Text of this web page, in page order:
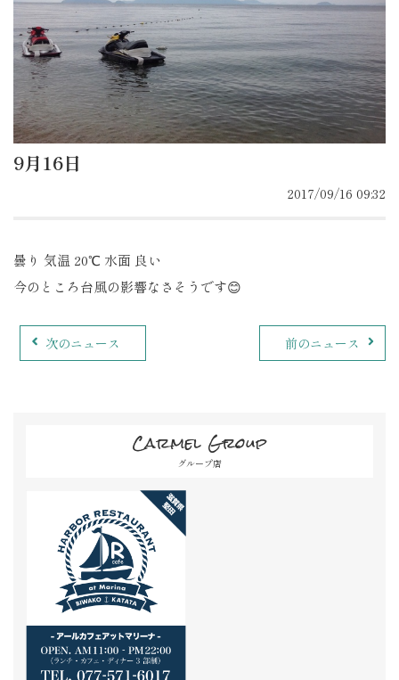
9月16日
2017/09/16 09:32
曇り 気温 20℃ 水面 良い
今のところ台風の影響なさそうです😊
次のニュース 前のニュース
Carmel Group
グループ店